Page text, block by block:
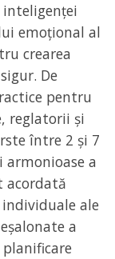
emoțional al
crearea
De
pentru
reglatorii și
între 2 și 7
armonioase a
acordată
ale
a